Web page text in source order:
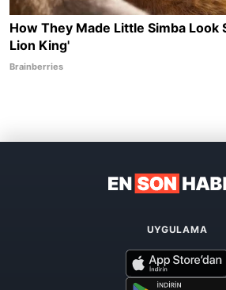
UYGULAMA